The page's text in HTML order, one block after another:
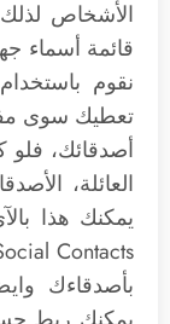
الأشخاص
قائمة أسماء
نقوم
تعطيك سوى
أصدقائك،
العائلة،
يمكنك هذا
بأصدقاءك